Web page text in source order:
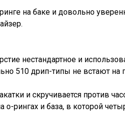
на баке и довольно
нестандартное и
510 дрип-типы не встают на
и скручивается против
о-рингах и база, в которой